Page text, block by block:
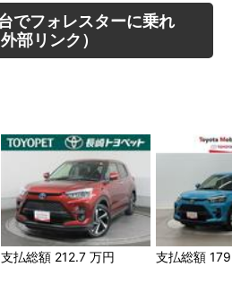
でフォレスターに乗れ
部リンク）
支払総額 212.7 万円 支払総額